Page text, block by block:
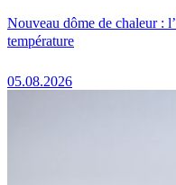
Nouveau dôme de chaleur :
température
05.08.2026